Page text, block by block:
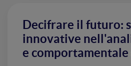
Decifrare il futuro:
innovative
e